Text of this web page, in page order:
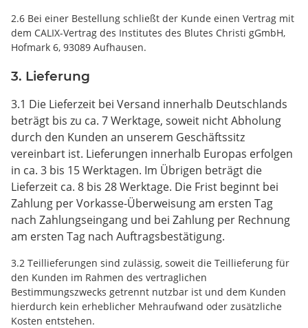
2.6 Bei einer Bestellung schließt der Kunde einen Vertrag mit
dem CALIX-Vertrag des Institutes des Blutes Christi gGmbH,
Hofmark 6, 93089 Aufhausen.
3. Lieferung
3.1 Die Lieferzeit bei Versand innerhalb Deutschlands
beträgt bis zu ca. 7 Werktage, soweit nicht Abholung
durch den Kunden an unserem Geschäftssitz
vereinbart ist. Lieferungen innerhalb Europas erfolgen
in ca. 3 bis 15 Werktagen. Im Übrigen beträgt die
Lieferzeit ca. 8 bis 28 Werktage. Die Frist beginnt bei
Zahlung per Vorkasse-Überweisung am ersten Tag
nach Zahlungseingang und bei Zahlung per Rechnung
am ersten Tag nach Auftragsbestätigung.
3.2 Teillieferungen sind zulässig, soweit die Teillieferung für
den Kunden im Rahmen des vertraglichen
Bestimmungszwecks getrennt nutzbar ist und dem Kunden
hierdurch kein erheblicher Mehraufwand oder zusätzliche
Kosten entstehen.